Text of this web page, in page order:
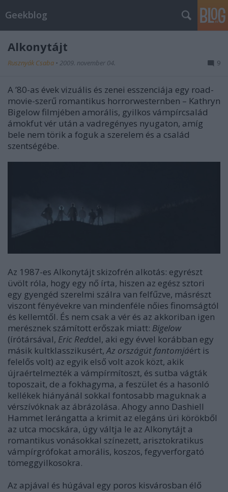
Geekblog
Alkonytájt
Rusznyák Csaba • 2009. november 04. 9
A ’80-as évek vizuális és zenei esszenciája egy road-
movie-szerű romantikus horrorwesternben – Kathryn
Bigelow filmjében amorális, gyilkos vámpírcsalád
ámokfut vér után a vadregényes nyugaton, amíg
bele nem törik a foguk a szerelem és a család
szentségébe.
Az 1987-es Alkonytájt skizofrén alkotás: egyrészt
üvölt róla, hogy egy nő írta, hiszen az egész sztori
egy gyengéd szerelmi szálra van felfűzve, másrészt
viszont fényévekre van mindenféle nőies finomságtól
és kellemtől. És nem csak a vér és az akkoriban igen
merésznek számított erőszak miatt: Bigelow
(írótársával, Eric Reddel, aki egy évvel korábban egy
másik kultklasszikusért,Az országút fantomjáért is
felelős volt) az egyik első volt azok közt, akik
újraértelmezték a vámpírmítoszt, és sutba vágták
toposzait, de a fokhagyma, a feszület és a hasonló
kellékek hiányánál sokkal fontosabb maguknak a
vérszívóknak az ábrázolása. Ahogy anno Dashiell
Hammet lerángatta a krimit az elegáns úri körökből
az utca mocskára, úgy váltja le az Alkonytájt a
romantikus vonásokkal színezett, arisztokratikus
vámpírgrófokat amorális, koszos, fegyverforgató
tömeggyilkosokra.
Az apjával és húgával egy poros kisvárosban élő